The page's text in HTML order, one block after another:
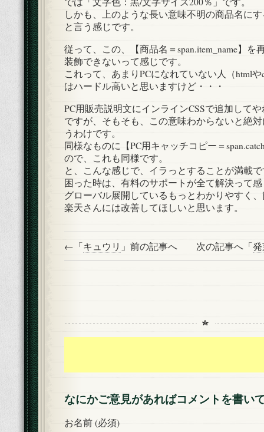
しかも、上のような長い意味不明の商品名に
と言う感じです。
従って、この、【商品名＝span.item_name】を
装飾できないって感じです。
これって、あまりPCになれていない人（html
はハードル高いと思いますけど・・・
PC用販売説明文にインラインCSSで追加して
ですが、そもそも、この意味わからないと絶
うわけです。
同様なものに【PC用キャッチコピー＝
ので、これも同様です。
と、こんな感じで、イラっとすることが満載
困った時は、有料のサポートが全て解決って
グローバル展開しているもっとわかりやすく
楽天さんには改善してほしいと思います。
←「キュウリ 」前の記事へ 次の記事へ「
なにかご意見があればコメントを書い
お名前 (必須)